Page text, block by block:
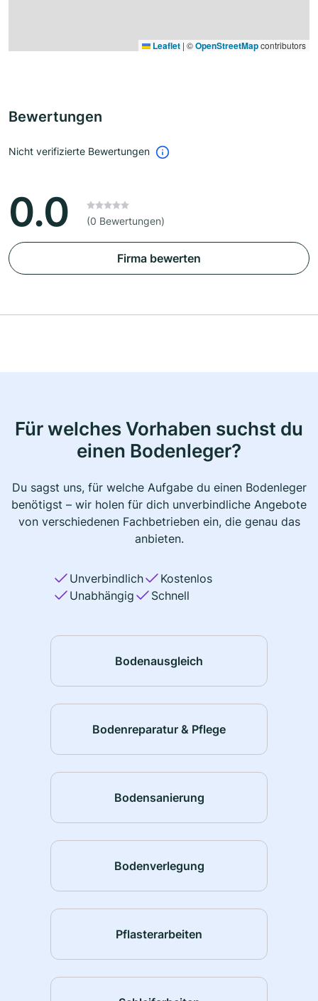
Leaflet | ©OpenStreetMapcontributors
Bewertungen
Nicht verifizierte Bewertungen
0.0 (0 Bewertungen)
Firma bewerten
Für welches Vorhaben suchst du
einen Bodenleger?
Du sagst uns, für welche Aufgabe du einen Bodenleger
benötigst – wir holen für dich unverbindliche Angebote
von verschiedenen Fachbetrieben ein, die genau das
anbieten.
Unverbindlich
Kostenlos
Unabhängig
Schnell
Bodenausgleich
Bodenreparatur & Pflege
Bodensanierung
Bodenverlegung
Pflasterarbeiten